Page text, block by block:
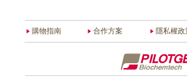
購物指南 合作方案 隱私權政